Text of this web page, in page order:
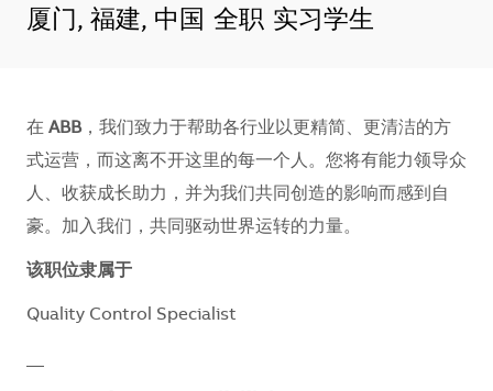
地点
厦门, 福建, 中国 全职 实习学生
在 ABB，我们致力于帮助各行业以更精简、更清洁的方
式运营，而这离不开这里的每一个人。您将有能力领导众
人、收获成长助力，并为我们共同创造的影响而感到自
豪。加入我们，共同驱动世界运转的力量。​​​​
该职位隶属于
Quality Control Specialist